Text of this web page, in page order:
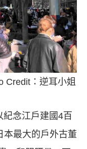
Credit：逆耳小姐
念江戶建國4百
本最大的戶外古董